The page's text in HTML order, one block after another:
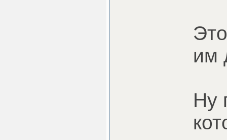
им
Ну